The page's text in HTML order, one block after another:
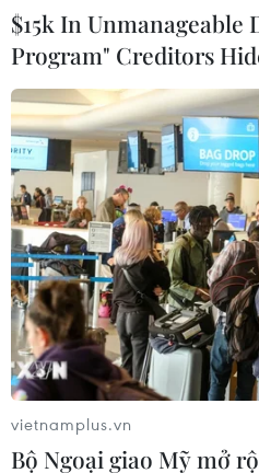
#Gia tộc giàu có #Waltons
#Tập đoàn bán lẻ
Theo dõi VietnamPlus
TIN LIÊN QUAN
$15k In Unmanageable
Program" Creditors
vietnamplus.vn
Bộ Ngoại giao Mỹ mở